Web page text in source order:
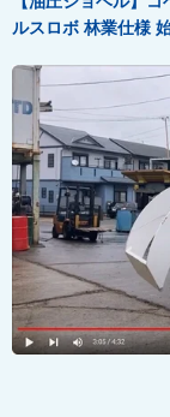
ルスロボ 林業仕様